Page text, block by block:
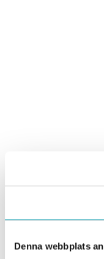
Denna webbplats